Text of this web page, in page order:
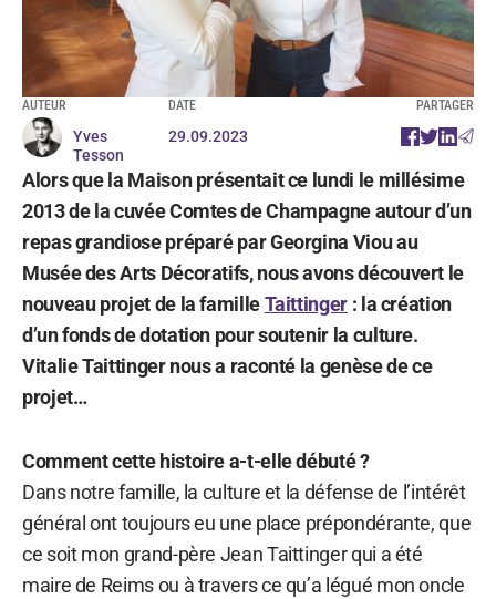
AUTEUR
Yves
Tesson
DATE
29.09.2023
PARTAGER
Alors que la Maison présentait ce lundi le millésime
2013 de la cuvée Comtes de Champagne autour d’un
repas grandiose préparé par Georgina Viou au
Musée des Arts Décoratifs, nous avons découvert le
nouveau projet de la familleTaittinger: la création
d’un fonds de dotation pour soutenir la culture.
Vitalie Taittinger nous a raconté la genèse de ce
projet…
Comment cette histoire a-t-elle débuté ?
Dans notre famille, la culture et la défense de l’intérêt
général ont toujours eu une place prépondérante, que
ce soit mon grand-père Jean Taittinger qui a été
maire de Reims ou à travers ce qu’a légué mon oncle